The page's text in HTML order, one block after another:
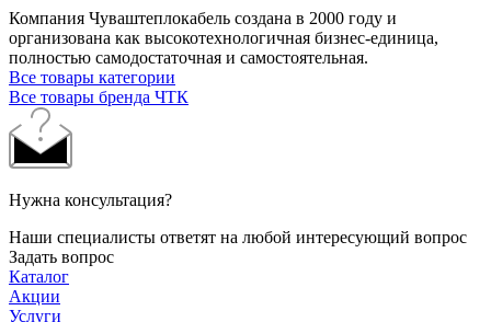
Компания Чуваштеплокабель создана в 2000 году и
организована как высокотехнологичная бизнес-единица,
полностью самодостаточная и самостоятельная.
Все товары категории
Все товары бренда ЧТК
Нужна консультация?
Наши специалисты ответят на любой интересующий вопрос
Задать вопрос
Каталог
Акции
Услуги